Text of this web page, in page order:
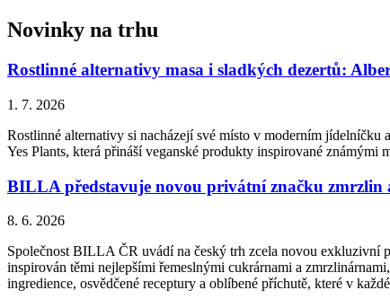
Novinky na trhu
Rostlinné alternativy masa i sladkých dezertů:
1. 7. 2026
Rostlinné alternativy si nacházejí své místo v moderním
Yes Plants, která přináší veganské produkty inspirované
BILLA představuje novou privátní značku zmrzlin
8. 6. 2026
Společnost BILLA ČR uvádí na český trh zcela novou exkluzivní
inspirován těmi nejlepšími řemeslnými cukrárnami a
ingredience, osvědčené receptury a oblíbené příchutě, které v